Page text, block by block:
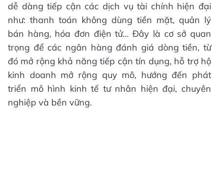
dễ dàng tiếp cận các dịch vụ tài chính hiện đại
như: thanh toán không dùng tiền mặt, quản lý
bán hàng, hóa đơn điện tử… Đây là cơ sở quan
trọng để các ngân hàng đánh giá dòng tiền, từ
đó mở rộng khả năng tiếp cận tín dụng, hỗ trợ hộ
kinh doanh mở rộng quy mô, hướng đến phát
triển mô hình kinh tế tư nhân hiện đại, chuyên
nghiệp và bền vững.